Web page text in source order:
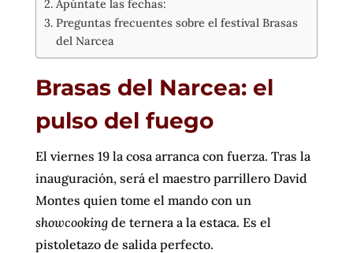
Apúntate las fechas:
Preguntas frecuentes sobre el festival Brasas
del Narcea
Brasas del Narcea: el
pulso del fuego
El viernes 19 la cosa arranca con fuerza. Tras la
inauguración, será el maestro parrillero David
Montes quien tome el mando con un
showcookingde ternera a la estaca. Es el
pistoletazo de salida perfecto.